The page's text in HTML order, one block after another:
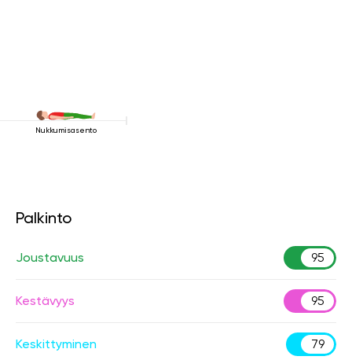
Nukkumisasento
Palkinto
Joustavuus 95
Kestävyys 95
Keskittyminen 79